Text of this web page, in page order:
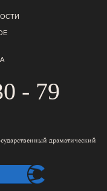
- 79
драматический